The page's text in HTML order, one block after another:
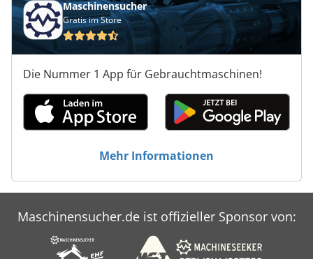
Maschinensucher
Gratis im Store
Die Nummer 1 App für Gebrauchtmaschinen!
Mehr Informationen
Maschinensucher.de ist offizieller Sponsor von: